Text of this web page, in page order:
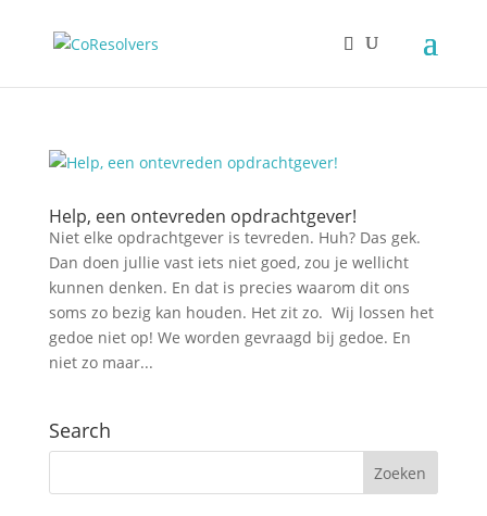
Help, een ontevreden opdrachtgever!
Niet elke opdrachtgever is tevreden. Huh? Das gek.
Dan doen jullie vast iets niet goed, zou je wellicht
kunnen denken. En dat is precies waarom dit ons
soms zo bezig kan houden. Het zit zo. Wij lossen het
gedoe niet op! We worden gevraagd bij gedoe. En
niet zo maar...
Search